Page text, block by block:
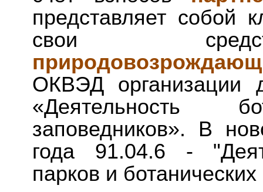
представляет собой
свои
ОКВЭД организации
«Деятельность
заповедников». В
года 91.04.6 -
парков и